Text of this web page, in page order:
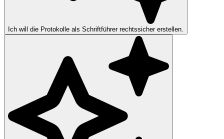
Ich will die Protokolle als Schriftführer rechtssicher erstellen.